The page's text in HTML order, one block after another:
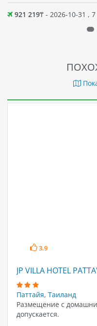
популярные
магазины. Песчаный
921 219₸ - 2026-10-31 ,
3.9
JP VILLA HOTEL
Паттайя, Таиланд
Размещение с
допускается.